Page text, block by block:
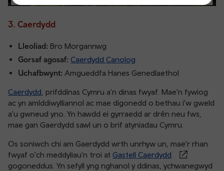
3. Caerdydd
Lleoliad: Bro Morgannwg
Gorsaf agosaf: Caerdydd Canolog
Uchafbwynt: Amgueddfa Hanes Genedlaethol
Caerdydd , prifddinas Cymru a'n dinas fwyaf. Mae'n fywiog
ac yn amlddiwylliannol ac mae digonedd o bethau i'w gweld
a'u gwneud yno. Yn hawdd ei gyrraedd ar drên neu fws,
mae gan Gaerdydd sawl un o brif atyniadau Cymru.
Os soniwch chi am Gaerdydd wrth unrhyw un, mae'r rhan
fwyaf o'ch meddyliau'n troi at Gastell Caerdydd
gogoneddus. Yn sefyll yng nghanol y ddinas, ychwanegwyd